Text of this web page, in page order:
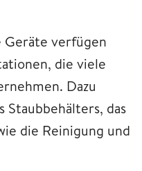
verfügen
die viele
Dazu
Staubbehälters, das
die Reinigung und